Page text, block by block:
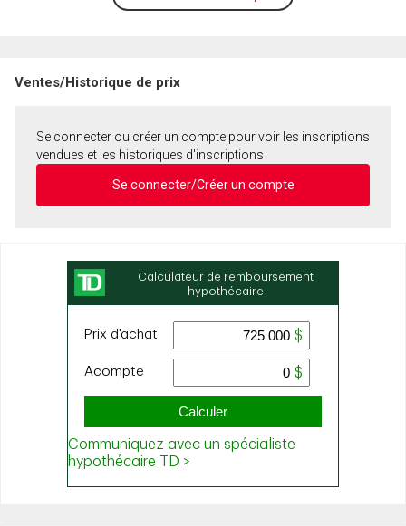
Ventes/Historique de prix
Se connecter ou créer un compte pour voir les inscriptions
vendues et les historiques d'inscriptions
Se connecter/Créer un compte